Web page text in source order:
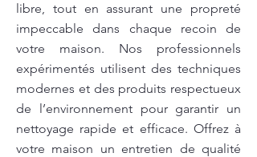
libre, tout en assurant une propreté
impeccable dans chaque recoin de
votre maison. Nos professionnels
expérimentés utilisent des techniques
modernes et des produits respectueux
de l’environnement pour garantir un
nettoyage rapide et efficace. Offrez à
votre maison un entretien de qualité